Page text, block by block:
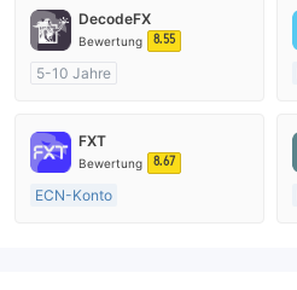
DecodeFX
Bewertung 8.55
5-10 Jahre
Market Making (MM)
MT4-Volllizenz
FXT
Bewertung 8.67
ECN-Konto